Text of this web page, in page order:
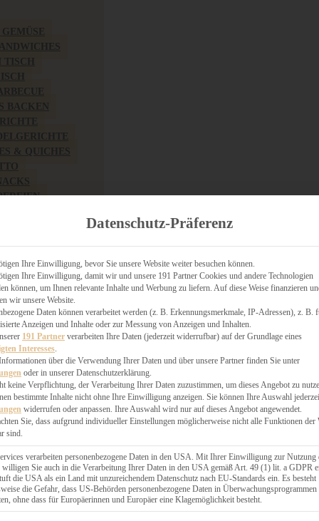
CHUTNEYS
Suche
Datenschutz-Präferenz
Ihre Einwilligung, bevor Sie unsere Website weiter besuchen können.
Ihre Einwilligung, damit wir und unsere 191 Partner Cookies und andere Technologien
können, um Ihnen relevante Inhalte und Werbung zu liefern. Auf diese Weise finanzieren
wir unsere Website.
Daten können verarbeitet werden (z. B. Erkennungsmerkmale, IP-Adressen), z. B.
Anzeigen und Inhalte oder zur Messung von Anzeigen und Inhalten.
191 Partner verarbeiten Ihre Daten (jederzeit widerrufbar) auf der Grundlage eines
Interesses
über die Verwendung Ihrer Daten und über unsere Partner finden Sie unter
oder in unserer Datenschutzerklärung.
keine Verpflichtung, der Verarbeitung Ihrer Daten zuzustimmen, um dieses Angebot zu
bestimmte Inhalte nicht ohne Ihre Einwilligung anzeigen. Sie können Ihre Auswahl
widerrufen oder anpassen. Ihre Auswahl wird nur auf dieses Angebot angewendet.
Sie, dass aufgrund individueller Einstellungen möglicherweise nicht alle Funktionen der
sind.
verarbeiten personenbezogene Daten in den USA. Mit Ihrer Einwilligung zur Nutzung
willigen Sie auch in die Verarbeitung Ihrer Daten in den USA gemäß Art. 49 (1) lit. a GDPR
die USA als ein Land mit unzureichendem Datenschutz nach EU-Standards ein. Es besteht
die Gefahr, dass US-Behörden personenbezogene Daten in Überwachungsprogrammen
ohne dass für Europäerinnen und Europäer eine Klagemöglichkeit besteht.